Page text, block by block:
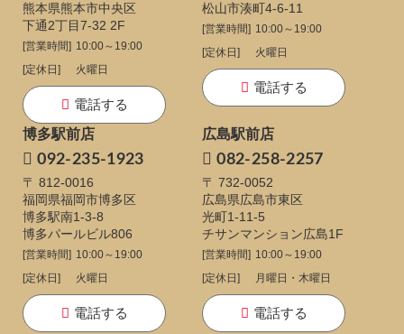
熊本県熊本市中央区
下通2丁目7-32 2F
[営業時間] 10:00～19:00
[定休日]
火曜日
電話する
松山市湊町4-6-11
[営業時間] 10:00～19:00
[定休日]
火曜日
電話する
博多駅前店
092-235-1923
〒 812-0016
福岡県福岡市博多区
博多駅南1-3-8
博多パールビル806
[営業時間] 10:00～19:00
[定休日]
火曜日
電話する
広島駅前店
082-258-2257
〒 732-0052
広島県広島市東区
光町1-11-5
チサンマンション広島1F
[営業時間] 10:00～19:00
[定休日]
月曜日・木曜日
電話する